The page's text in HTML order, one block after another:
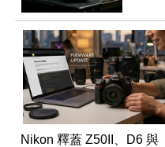
Nikon 釋蓋 Z50II、D6 與